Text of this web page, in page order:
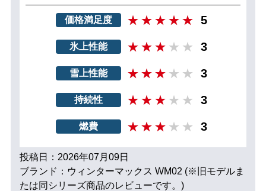
価格満足度 5
氷上性能 3
雪上性能 3
持続性 3
燃費 3
投稿日：2026年07月09日
ブランド：ウィンターマックス WM02 (※旧モデルま
たは同シリーズ商品のレビューです。)